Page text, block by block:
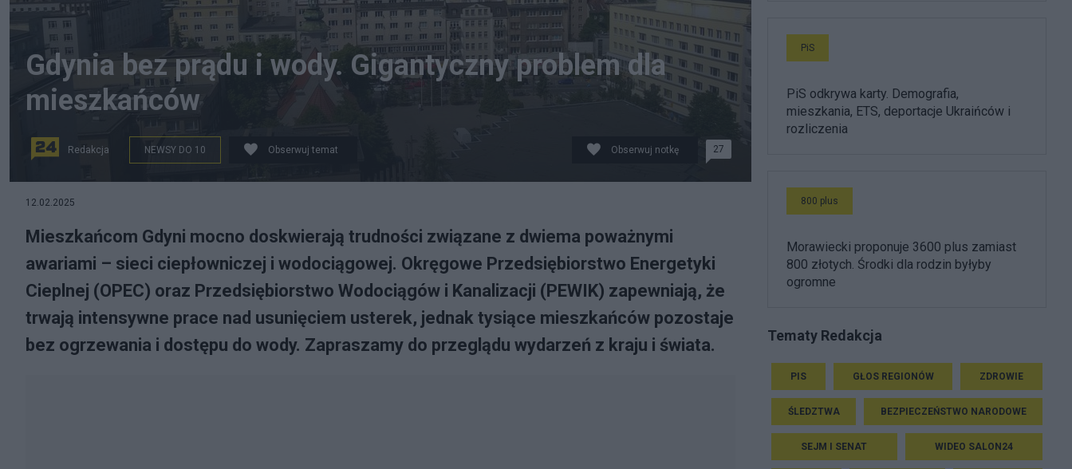
Gdynia bez prądu i wody. Gigantyczny problem dla
mieszkańców
Redakcja NEWSY DO 10 Obserwuj temat Obserwuj notkę 27
12.02.2025
Mieszkańcom Gdyni mocno doskwierają trudności związane z dwiema poważnymi
awariami – sieci ciepłowniczej i wodociągowej. Okręgowe Przedsiębiorstwo Energetyki
Cieplnej (OPEC) oraz Przedsiębiorstwo Wodociągów i Kanalizacji (PEWIK) zapewniają, że
trwają intensywne prace nad usunięciem usterek, jednak tysiące mieszkańców pozostaje
bez ogrzewania i dostępu do wody. Zapraszamy do przeglądu wydarzeń z kraju i świata.
PiS
PiS odkrywa karty. Demografia,
mieszkania, ETS, deportacje Ukraińców i
rozliczenia
800 plus
Morawiecki proponuje 3600 plus zamiast
800 złotych. Środki dla rodzin byłyby
ogromne
Tematy Redakcja
PIS GŁOS REGIONÓW ZDROWIE
ŚLEDZTWA BEZPIECZEŃSTWO NARODOWE
SEJM I SENAT WIDEO SALON24